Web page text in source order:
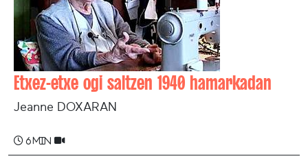
Etxez-etxe ogi saltzen 1940 hamarkadan
Jeanne DOXARAN
6 min